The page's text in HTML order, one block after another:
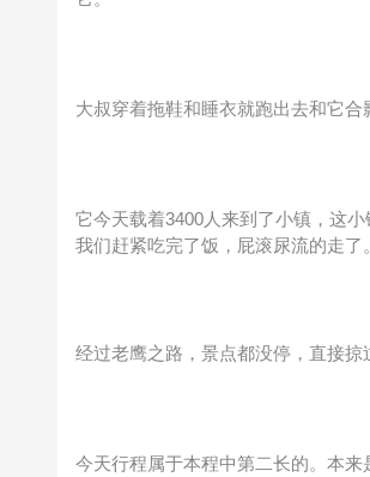
大叔穿着拖鞋和睡衣就跑出去和它合
它今天载着3400人来到了小镇，这
我们赶紧吃完了饭，屁滚尿流的走了。
经过老鹰之路，景点都没停，直接掠
今天行程属于本程中第二长的。本来